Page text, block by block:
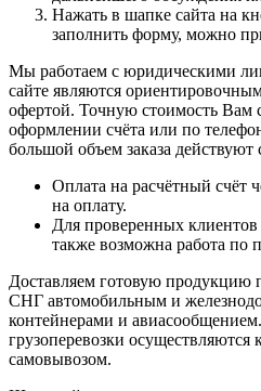
Нажать в шапке сайта на
заполнить форму, можно
Мы работаем с юридическими
сайте являются
офертой. Точную стоимость Вам
оформлении счёта или по
большой объем заказа действуют
Оплата на расчётный счёт
на оплату.
Для проверенных клиентов
также возможна работа по
Доставляем готовую продукцию
СНГ автомобильным и
контейнерами и
грузоперевозки
самовывозом.